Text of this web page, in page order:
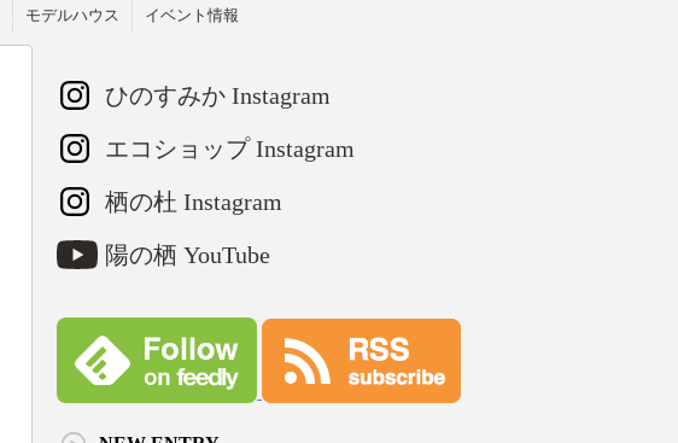
モデルハウス イベント情報
ひのすみか Instagram
エコショップ Instagram
栖の杜 Instagram
陽の栖 YouTube